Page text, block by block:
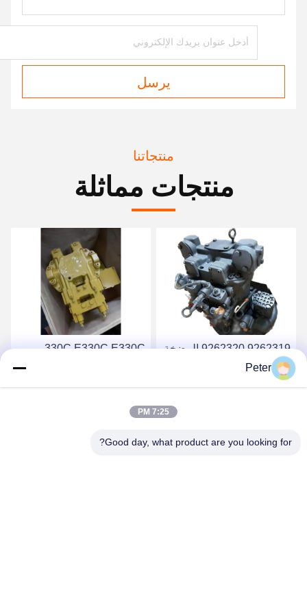
يرسل
منتجاتنا
منتجات مماثلة
9262319 9262320 المضخة
الهيدروليكية الرئيسية
HPV118 ZX200-3 ZX230
330C E330C E330C
2703 2160038 2160039
Peter
7:25 PM
Good day, what product are you looking for?